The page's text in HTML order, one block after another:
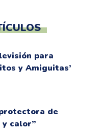
para
y Amiguitas’
de
y calor”